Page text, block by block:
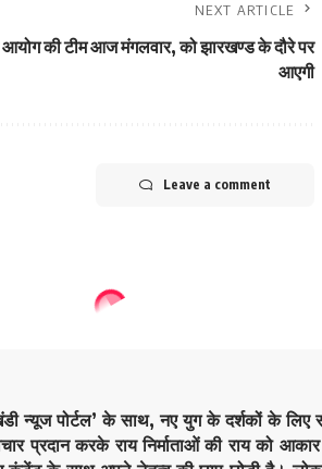
NEXT ARTICLE
आयोग की टीम आज मंगलवार, को झारखण्ड के दौरे पर
आएगी
Leave a comment
न्यूज पोर्टल’ के साथ, नए युग के दर्शकों के
प्रदान करके राय निर्माताओं की राय को